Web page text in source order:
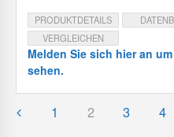
PRODUKTDETAILS
VERGLEICHEN
Melden Sie sich hier an
sehen.
1 2 3 4